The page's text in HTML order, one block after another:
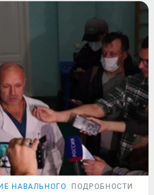
НАВАЛЬНОГО ПОДРОБНОСТИ